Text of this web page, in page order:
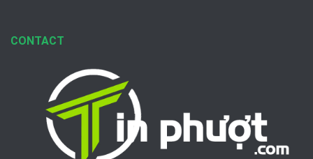
CONTACT